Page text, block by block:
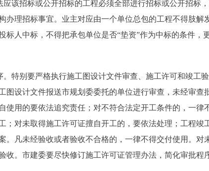
招标或公开招标的工程必须全部进行招标或公开招标
办理招标事宜。业主对应由一个单位总包的工程不得肢
标人中标，不得把承包单位是否“垫资”作为中标的条件，
别要严格执行施工图设计文件审查、施工许可和竣工
图设计文件报送市规划委委托的单位进行审查，未经审
使用的要依法追究责任；对不符合法定开工条件的，一
；对未取得施工许可证擅自开工的，要依法处理；工程
。凡未经验收或者验收不合格的，一律不得交付使用。
收。市建委要尽快修订施工许可证管理办法，简化审批程